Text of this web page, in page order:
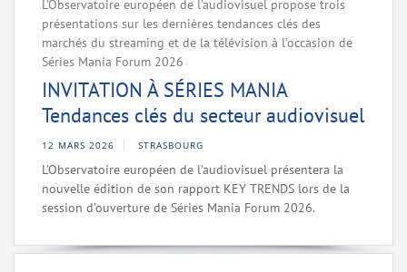
L’Observatoire européen de l’audiovisuel propose trois
présentations sur les dernières tendances clés des
marchés du streaming et de la télévision à l’occasion de
Séries Mania Forum 2026
INVITATION À SÉRIES MANIA
Tendances clés du secteur audiovisuel
12 MARS 2026 STRASBOURG
L’Observatoire européen de l’audiovisuel présentera la
nouvelle édition de son rapport KEY TRENDS lors de la
session d’ouverture de Séries Mania Forum 2026.